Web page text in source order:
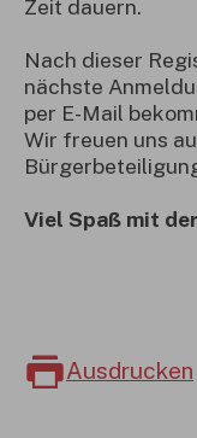
Zeit dauern.
Nach dieser
nächste
per E-Mail
Wir freuen uns
Viel Spaß mit
Ausdrucken